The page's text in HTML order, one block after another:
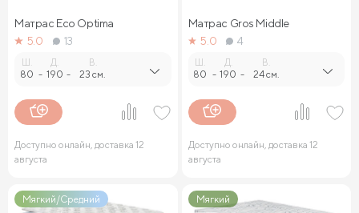
Матрас Eco Optima
5.0
13
Ш.
80 -
Д.
190 -
В.
23 см.
Доступно онлайн, доставка 12
августа
Матрас Gros Middle
5.0
4
Ш.
80 -
Д.
190 -
В.
24 см.
Доступно онлайн, доставка 12
августа
Мягкий/Средний
Мягкий